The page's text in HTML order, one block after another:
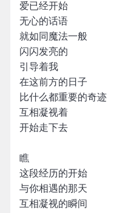
爱已经开始
无心的话语
就如同魔法一般
闪闪发亮的
引导着我
在这前方的日子
比什么都重要的奇迹
互相凝视着
开始走下去
瞧
这段经历的开始
与你相遇的那天
互相凝视的瞬间